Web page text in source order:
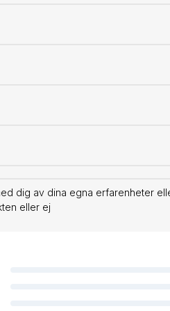
dig av dina egna erfarenheter
eller ej